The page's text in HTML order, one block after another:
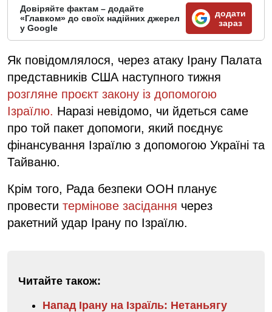
Довіряйте фактам – додайте
«Главком» до своїх надійних джерел
у Google
додати
зараз
Як повідомлялося, через атаку Ірану Палата
представників США наступного тижня
розгляне проєкт закону із допомогою
Ізраїлю. Наразі невідомо, чи йдеться саме
про той пакет допомоги, який поєднує
фінансування Ізраїлю з допомогою Україні та
Тайваню.
Крім того, Рада безпеки ООН планує
провести термінове засідання через
ракетний удар Ірану по Ізраїлю.
Читайте також:
Напад Ірану на Ізраїль: Нетаньягу